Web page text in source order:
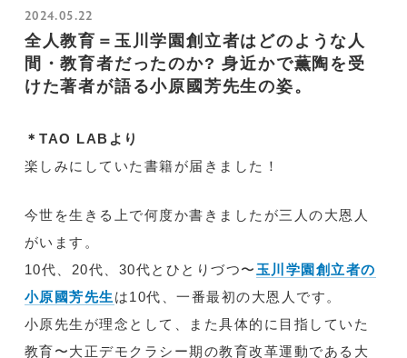
2024.05.22
全人教育＝玉川学園創立者はどのような人
間・教育者だったのか? 身近かで薫陶を受
けた著者が語る小原國芳先生の姿。
＊TAO LABより
楽しみにしていた書籍が届きました！
今世を生きる上で何度か書きましたが三人の大恩人
がいます。
10代、20代、30代とひとりづつ〜 玉川学園創立者の
小原國芳先生 は10代、一番最初の大恩人です。
小原先生が理念として、また具体的に目指していた
教育〜大正デモクラシー期の教育改革運動である大